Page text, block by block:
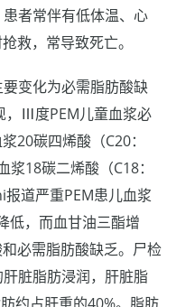
者常伴有低体温、心
救，常导致死亡。
变化为必需脂肪酸缺
，Ⅲ度PEM儿童血浆必
20碳四烯酸（C20：
18碳二烯酸（C18：
道严重PEM患儿血浆
低，而血甘油三酯增
必需脂肪酸缺乏。尸检
脏脂肪浸润，肝脏脂